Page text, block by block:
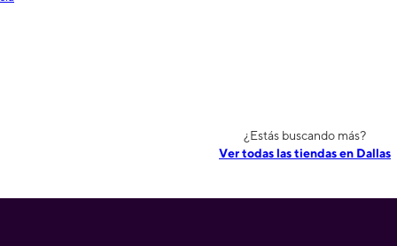
¿Estás buscando más?
Ver todas las tiendas en Dallas